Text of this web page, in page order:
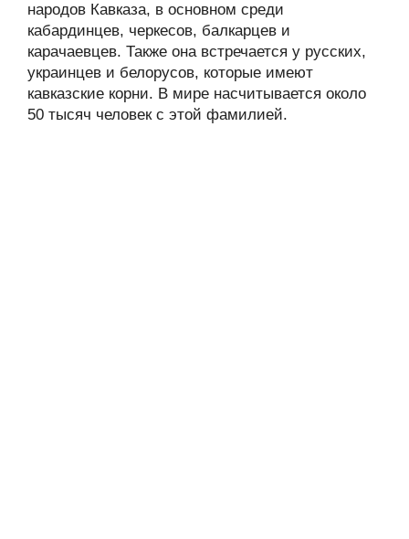
народов Кавказа, в основном среди
кабардинцев, черкесов, балкарцев и
карачаевцев. Также она встречается у русских,
украинцев и белорусов, которые имеют
кавказские корни. В мире насчитывается около
50 тысяч человек с этой фамилией.